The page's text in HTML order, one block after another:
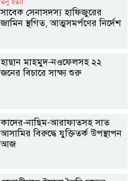
সাবেক সেনাসদস্য হাফিজুরের
জামিন স্থগিত, আত্মসমর্পণের নির্দেশ
হাছান মাহমুদ-নওফেলসহ ২২
জনের বিচারে সাক্ষ্য শুরু
কাদের-নাছিম-আরাফাতসহ সাত
আসামির বিরুদ্ধে যুক্তিতর্ক উপস্থাপন
আজ